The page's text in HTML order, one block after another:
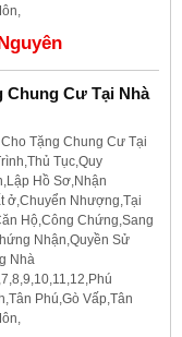
Chung Cư Tại Nhà
Tặng Chung Cư Tại
Tục,Quy
Hồ Sơ,Nhận
ở,Chuyển Nhượng,Tại
Hộ,Công Chứng,Sang
Nhận,Quyền Sử
Nhà
Phú,Gò Vấp,Tân